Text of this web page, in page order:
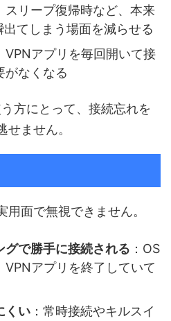
スリープ復帰時など、本来
てしまう場面を減らせる
VPNアプリを毎回開いて接
がなくなる
方にとって、接続忘れを
ません。
面で無視できません。
グで勝手に接続される ：OS
VPNアプリを終了していて
くい ：常時接続やキルスイ